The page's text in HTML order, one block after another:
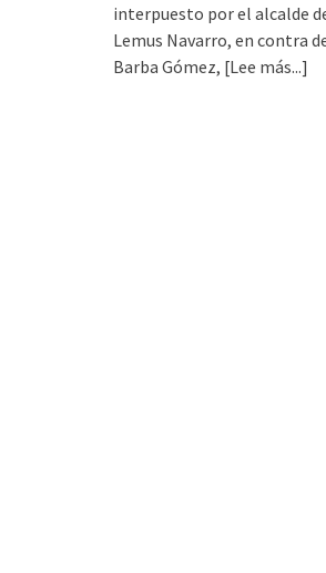
interpuesto por el alcalde
Lemus Navarro, en contra
Barba Gómez, [Lee más...]